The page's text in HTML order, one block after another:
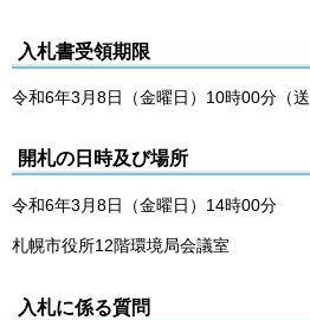
入札書受領期限
令和6年3月8日（金曜日）10時00分（送
開札の日時及び場所
令和6年3月8日（金曜日）14時00分
札幌市役所12階環境局会議室
入札に係る質問